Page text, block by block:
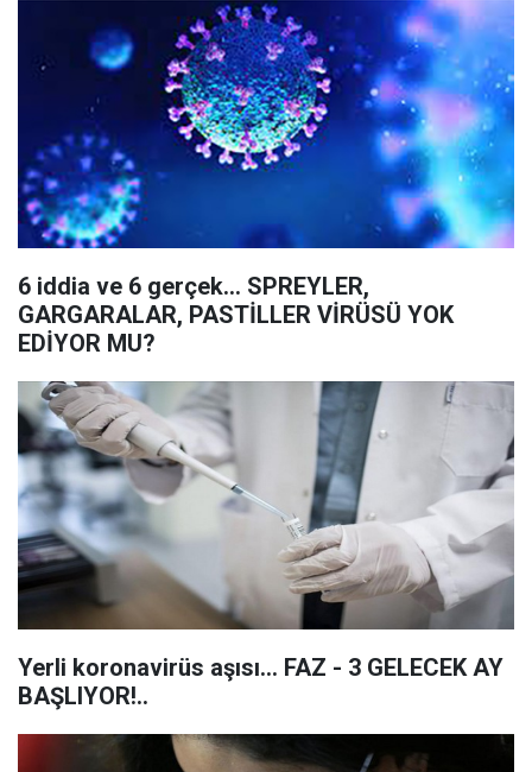
6 iddia ve 6 gerçek… SPREYLER,
GARGARALAR, PASTİLLER VİRÜSÜ YOK
EDİYOR MU?
Yerli koronavirüs aşısı... FAZ - 3 GELECEK AY
BAŞLIYOR!..